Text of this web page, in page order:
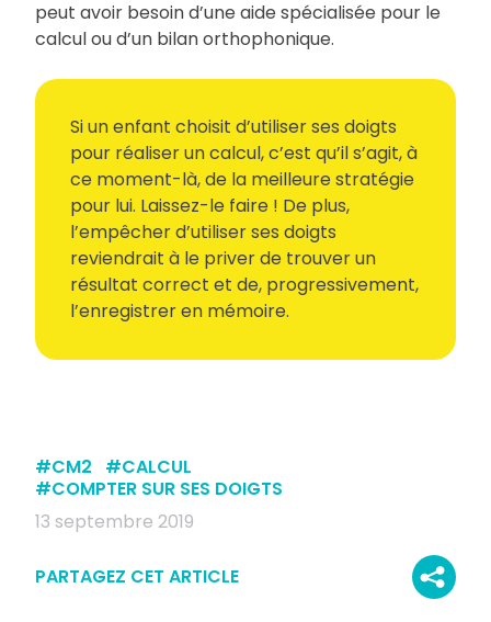
peut avoir besoin d’une aide spécialisée pour le
calcul ou d’un bilan orthophonique.
Si un enfant choisit d’utiliser ses doigts
pour réaliser un calcul, c’est qu’il s’agit, à
ce moment-là, de la meilleure stratégie
pour lui. Laissez-le faire ! De plus,
l’empêcher d’utiliser ses doigts
reviendrait à le priver de trouver un
résultat correct et de, progressivement,
l’enregistrer en mémoire.
#CM2 #CALCUL
#COMPTER SUR SES DOIGTS
13 septembre 2019
PARTAGEZ CET ARTICLE